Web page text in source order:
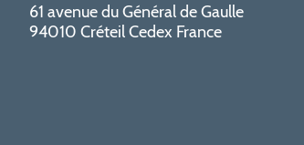
61 avenue du Général de Gaulle
94010 Créteil Cedex France